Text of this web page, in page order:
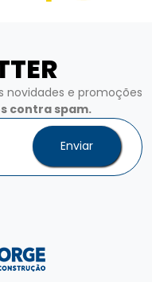
novidades e promoções
contra spam.
Enviar